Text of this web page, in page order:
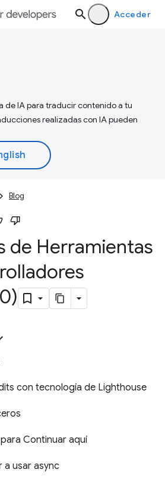
Acceder
de IA para traducir contenido a tu
realizadas con IA pueden
Blog
de Herramientas
con tecnología de Lighthouse
Continuar aquí
a usar async